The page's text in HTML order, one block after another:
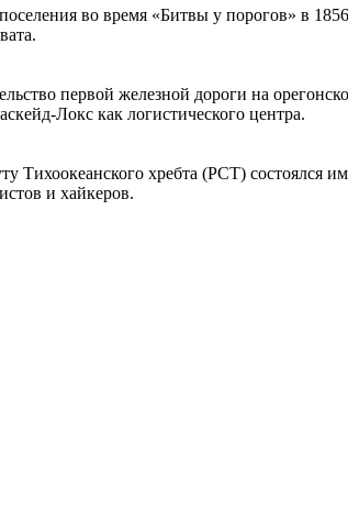
во время «Битвы у порогов» в
первой железной дороги на
Локс как логистического центра.
хребта (PCT) состоялся
и хайкеров.